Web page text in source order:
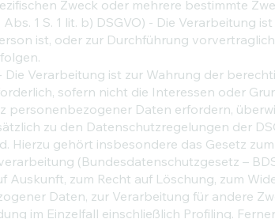
Zweck oder mehrere bestimmte
1 S. 1 lit. b) DSGVO) - Die Verarbeitung
ist, oder zur Durchführung
Die Verarbeitung ist zur Wahrung der
sofern nicht die Interessen oder
personenbezogener Daten erfordern,
zu den Datenschutzregelungen der
Hierzu gehört insbesondere das Gesetz
(Bundesdatenschutzgesetz –
zum Recht auf Löschung, zum
Daten, zur Verarbeitung für andere
im Einzelfall einschließlich Profiling.